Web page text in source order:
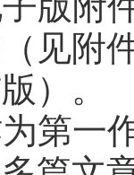
见附
）。
第一